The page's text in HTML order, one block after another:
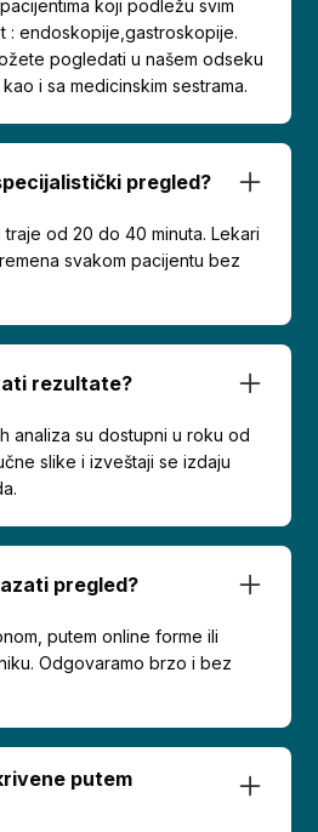
koji podležu svim
: endoskopije,gastroskopije.
pogledati u našem odseku
i sa medicinskim sestrama.
pregled?
od 20 do 40 minuta. Lekari
svakom pacijentu bez
rezultate?
analiza su dostupni u roku od
slike i izveštaji se izdaju
pregled?
putem online forme ili
Odgovaramo brzo i bez
putem